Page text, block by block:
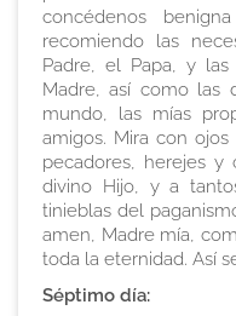
concédenos
recomiendo las
Padre, el Papa, y
Madre, así como
mundo, las mías
amigos. Mira con
pecadores, herejes
divino Hijo, y a
tinieblas del
amen, Madre mía,
toda la eternidad. Así
Séptimo día: